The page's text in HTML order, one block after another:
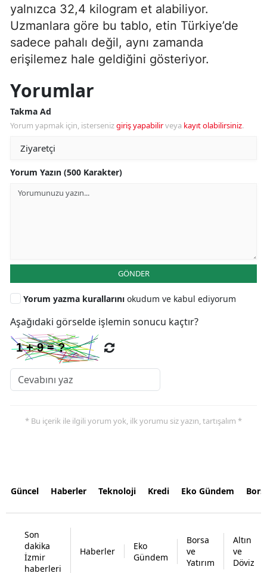
yalnızca 32,4 kilogram et alabiliyor.
Uzmanlara göre bu tablo, etin Türkiye’de
sadece pahalı değil, aynı zamanda
erişilemez hale geldiğini gösteriyor.
Yorumlar
Takma Ad
Yorum yapmak için, istersenizgiriş yapabilirveya kayıt olabilirsiniz.
Yorum Yazın (500 Karakter)
GÖNDER
Yorum yazma kurallarını okudum ve kabul ediyorum
Aşağıdaki görselde işlemin sonucu kaçtır?
* Bu içerik ile ilgili yorum yok, ilk yorumu siz yazın, tartışalım *
Güncel Haberler Teknoloji Kredi Eko Gündem
Son
dakika
İzmir
haberleri
Haberler
Eko
Gündem
Borsa
ve
Yatırım
Altın
ve
Döviz